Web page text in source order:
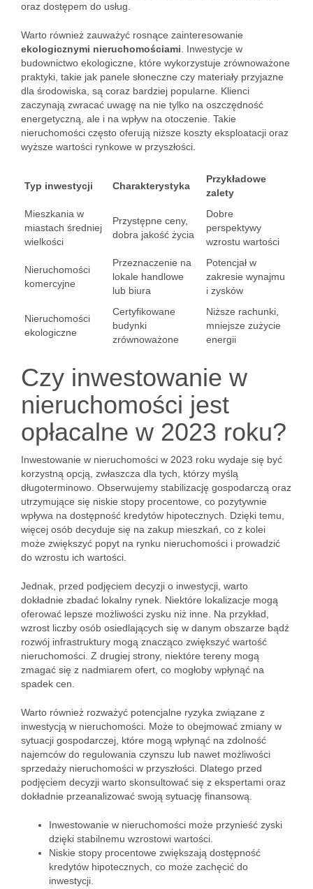
oraz dostępem do usług.
Warto również zauważyć rosnące zainteresowanie
ekologicznymi nieruchomościami . Inwestycje w
budownictwo ekologiczne, które wykorzystuje zrównoważone
praktyki, takie jak panele słoneczne czy materiały przyjazne
dla środowiska, są coraz bardziej popularne. Klienci
zaczynają zwracać uwagę na nie tylko na oszczędność
energetyczną, ale i na wpływ na otoczenie. Takie
nieruchomości często oferują niższe koszty eksploatacji oraz
wyższe wartości rynkowe w przyszłości.
Typ inwestycji Charakterystyka
Przykładowe
zalety
Mieszkania w
miastach średniej
wielkości
Przystępne ceny,
dobra jakość życia
Dobre
perspektywy
wzrostu wartości
Nieruchomości
komercyjne
Przeznaczenie na
lokale handlowe
lub biura
Potencjał w
zakresie wynajmu
i zysków
Nieruchomości
ekologiczne
Certyfikowane
budynki
zrównoważone
Niższe rachunki,
mniejsze zużycie
energii
Czy inwestowanie w
nieruchomości jest
opłacalne w 2023 roku?
Inwestowanie w nieruchomości w 2023 roku wydaje się być
korzystną opcją, zwłaszcza dla tych, którzy myślą
długoterminowo. Obserwujemy stabilizację gospodarczą oraz
utrzymujące się niskie stopy procentowe, co pozytywnie
wpływa na dostępność kredytów hipotecznych. Dzięki temu,
więcej osób decyduje się na zakup mieszkań, co z kolei
może zwiększyć popyt na rynku nieruchomości i prowadzić
do wzrostu ich wartości.
Jednak, przed podjęciem decyzji o inwestycji, warto
dokładnie zbadać lokalny rynek. Niektóre lokalizacje mogą
oferować lepsze możliwości zysku niż inne. Na przykład,
wzrost liczby osób osiedlających się w danym obszarze bądź
rozwój infrastruktury mogą znacząco zwiększyć wartość
nieruchomości. Z drugiej strony, niektóre tereny mogą
zmagać się z nadmiarem ofert, co mogłoby wpłynąć na
spadek cen.
Warto również rozważyć potencjalne ryzyka związane z
inwestycją w nieruchomości. Może to obejmować zmiany w
sytuacji gospodarczej, które mogą wpłynąć na zdolność
najemców do regulowania czynszu lub nawet możliwości
sprzedaży nieruchomości w przyszłości. Dlatego przed
podjęciem decyzji warto skonsultować się z ekspertami oraz
dokładnie przeanalizować swoją sytuację finansową.
Inwestowanie w nieruchomości może przynieść zyski
dzięki stabilnemu wzrostowi wartości.
Niskie stopy procentowe zwiększają dostępność
kredytów hipotecznych, co może zachęcić do
inwestycji.